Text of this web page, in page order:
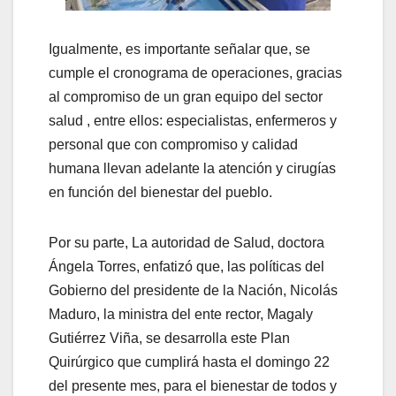
Igualmente, es importante señalar que, se
cumple el cronograma de operaciones, gracias
al compromiso de un gran equipo del sector
salud , entre ellos: especialistas, enfermeros y
personal que con compromiso y calidad
humana llevan adelante la atención y cirugías
en función del bienestar del pueblo.
Por su parte, La autoridad de Salud, doctora
Ángela Torres, enfatizó que, las políticas del
Gobierno del presidente de la Nación, Nicolás
Maduro, la ministra del ente rector, Magaly
Gutiérrez Viña, se desarrolla este Plan
Quirúrgico que cumplirá hasta el domingo 22
del presente mes, para el bienestar de todos y